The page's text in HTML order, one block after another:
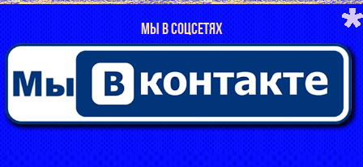
МЫ В СОЦСЕТЯХ